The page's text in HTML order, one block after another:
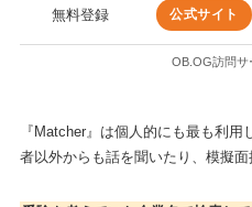
無料登録 公式サイト
OB.OG訪問サ
『Matcher』は個人的にも最も利
者以外からも話を聞いたり、模擬面